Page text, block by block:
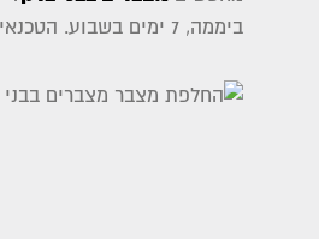
ביממה, 7 ימים בשבוע. הטכנאי מגיע אליכם תוך 30 דקות בלבד, בכל מקום שהרכב חנוי – בבית, בעבודה או בכביש.